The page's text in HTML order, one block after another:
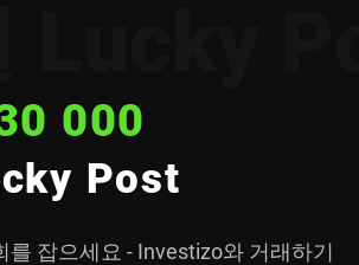
000
Post
를 잡으세요 - Investizo와 거래하기